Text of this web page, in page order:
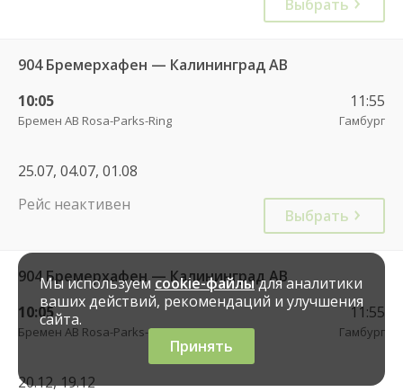
Выбрать
904 Бремерхафен — Калининград АВ
10:05
Бремен АВ Rosa-Parks-Ring
11:55
Гамбург
25.07, 04.07, 01.08
Рейс неактивен
Выбрать
904 Бремерхафен — Калининград АВ
10:05
Бремен АВ Rosa-Parks-Ring
11:55
Гамбург
20.12, 19.12
Мы используемcookie-файлыдля аналитики
ваших действий, рекомендаций и улучшения
сайта.
Принять